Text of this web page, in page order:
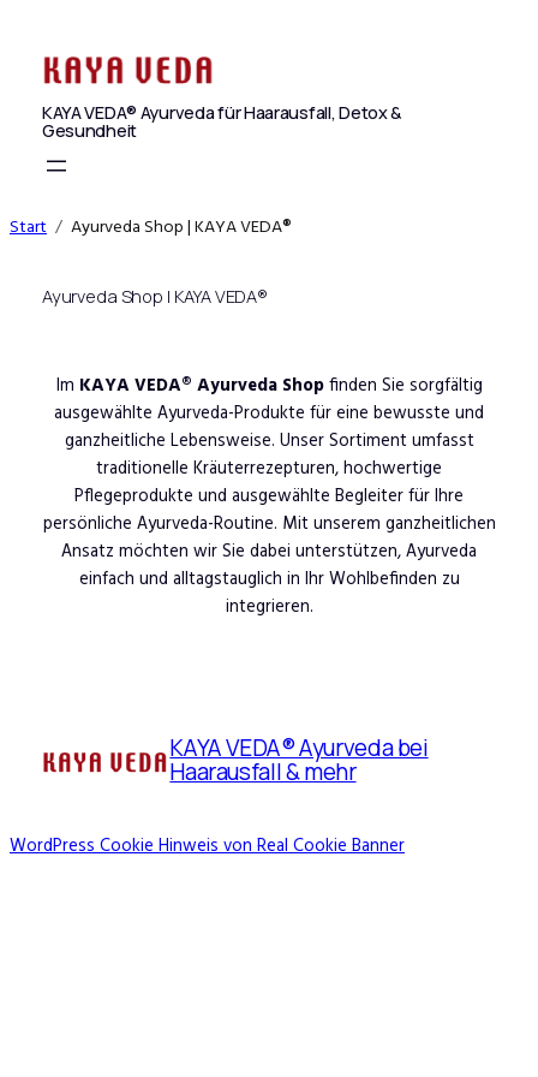
springen
KAYA VEDA® Ayurveda für Haarausfall, Detox &
Gesundheit
Start Ayurveda Shop | KAYA VEDA®
Ayurveda Shop | KAYA VEDA®
Im KAYA VEDA® Ayurveda Shopfinden Sie sorgfältig
ausgewählte Ayurveda-Produkte für eine bewusste und
ganzheitliche Lebensweise. Unser Sortiment umfasst
traditionelle Kräuterrezepturen, hochwertige
Pflegeprodukte und ausgewählte Begleiter für Ihre
persönliche Ayurveda-Routine. Mit unserem ganzheitlichen
Ansatz möchten wir Sie dabei unterstützen, Ayurveda
einfach und alltagstauglich in Ihr Wohlbefinden zu
integrieren.
KAYA VEDA® Ayurveda bei
Haarausfall & mehr
WordPress Cookie Hinweis von Real Cookie Banner